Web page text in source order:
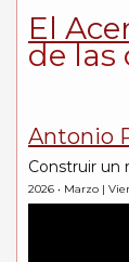
El
de las
Antonio
Construir un
2026 • Marzo |